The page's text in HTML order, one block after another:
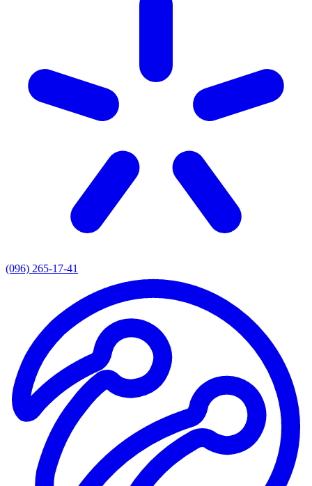
(096) 265-17-41